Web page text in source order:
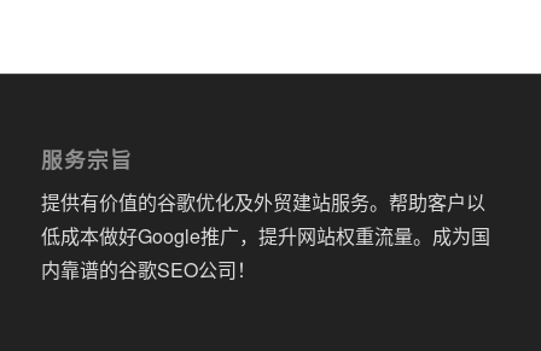
服务宗旨
提供有价值的谷歌优化及外贸建站服务。帮助客户以
低成本做好Google推广，提升网站权重流量。成为国
内靠谱的谷歌SEO公司！